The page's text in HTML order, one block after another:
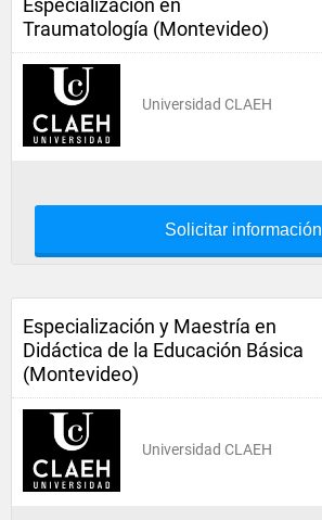
Especialización en
Traumatología (Montevideo)
Universidad CLAEH
Solicitar información
Especialización y Maestría en
Didáctica de la Educación Básica
(Montevideo)
Universidad CLAEH